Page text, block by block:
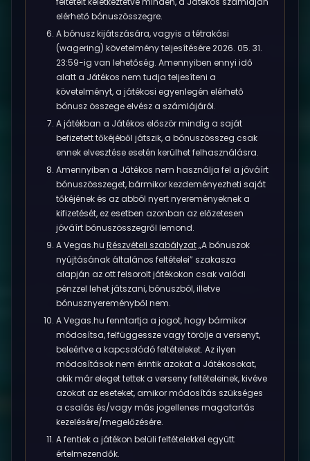
elérhető bónuszösszegre.
A bónusz kijátszására, vagyis a tétrakási
(wagering) követelmény teljesítésére 2026. 05. 31.
23:59-ig van lehetőség. Amennyiben ennyi idő
alatt a Játékos nem tudja teljesíteni a
követelményt, a játékosi egyenlegén elérhető
bónusz összege elvész a számlájáról.
A játékban a Játékos először mindig a saját
befizetett tőkéjéből játszik, a bónuszösszeg csak
ennek elvesztése esetén kerülhet felhasználásra.
Amennyiben a Játékos nem használja fel a jóváírt
bónuszösszeget, bármikor kezdeményezheti saját
tőkéjének és az abból nyert nyereményeknek a
kifizetését, ez esetben azonban az előzetesen
jóváírt bónuszösszegről lemond.
A Vegas.hu Részvételi szabályzat„A bónuszok
nyújtásának általános feltételei” szakasza
alapján az ott felsorolt játékokon csak valódi
pénzzel lehet játszani, bónuszból, illetve
bónusznyereményből nem.
A Vegas.hu fenntartja a jogot, hogy bármikor
módosítsa, felfüggessze vagy törölje a versenyt,
beleértve a kapcsolódó feltételeket. Az ilyen
módosítások nem érintik azokat a Játékosokat,
akik már eleget tettek a verseny feltételeinek, kivéve
azokat az eseteket, amikor módosítás szükséges
a csalás és/vagy más jogellenes magatartás
kezelésére/megelőzésére.
A fentiek a játékon belüli feltételekkel együtt
értelmezendők.